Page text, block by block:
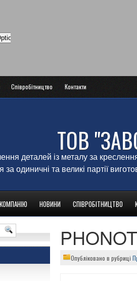
Співробітництво Контакти
ТОВ
деталей із металу за
одиничні та великі партії
НОВИНИ СПІВРОБІТНИЦТВО
Опубліковано в рубриці